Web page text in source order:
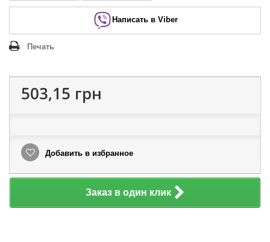
Написать в Viber
Печать
503,15 грн
Добавить в избранное
Заказ в один клик